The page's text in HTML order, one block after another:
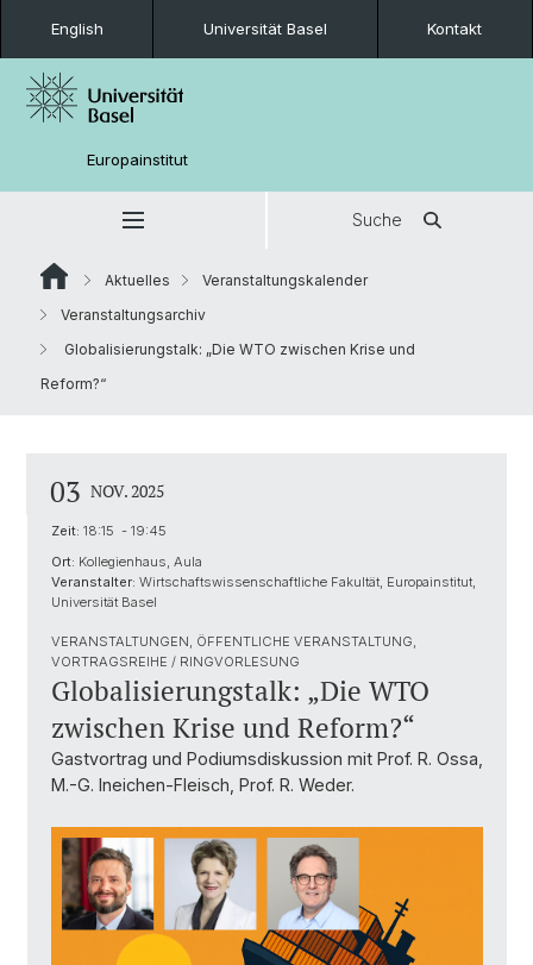
English Universität Basel Kontakt
Europainstitut
Suche
Aktuelles
Veranstaltungskalender
Veranstaltungsarchiv
Globalisierungstalk: „Die WTO zwischen Krise und
Reform?“
03 NOV. 2025
Zeit: 18:15 - 19:45
Ort: Kollegienhaus, Aula
Veranstalter: Wirtschaftswissenschaftliche Fakultät, Europainstitut,
Universität Basel
VERANSTALTUNGEN, ÖFFENTLICHE VERANSTALTUNG,
VORTRAGSREIHE / RINGVORLESUNG
Globalisierungstalk: „Die WTO
zwischen Krise und Reform?“
Gastvortrag und Podiumsdiskussion mit Prof. R. Ossa,
M.-G. Ineichen-Fleisch, Prof. R. Weder.